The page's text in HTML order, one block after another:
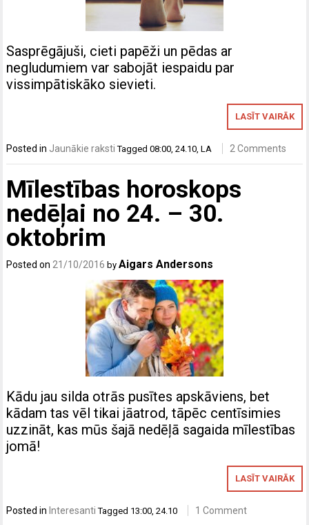
Sasprēgājuši, cieti papēži un pēdas ar
negludumiem var sabojāt iespaidu par
vissimpātiskāko sievieti.
LASĪT VAIRĀK
Posted in Jaunākie raksti Tagged08:00 ,24.10 ,LA 2 Comments
Mīlestības horoskops
nedēļai no 24. – 30.
oktobrim
Posted on 21/10/2016 byAigars Andersons
Kādu jau silda otrās pusītes apskāviens, bet
kādam tas vēl tikai jāatrod, tāpēc centīsimies
uzzināt, kas mūs šajā nedēļā sagaida mīlestības
jomā!
LASĪT VAIRĀK
Posted in Interesanti Tagged 13:00,24.10 1 Comment